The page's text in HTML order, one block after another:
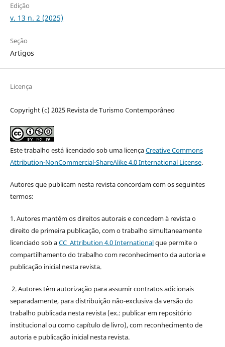
Edição
v. 13 n. 2 (2025)
Seção
Artigos
Licença
Copyright (c) 2025 Revista de Turismo Contemporâneo
Este trabalho está licenciado sob uma licençaCreative Commons
Attribution-NonCommercial-ShareAlike 4.0 International License.
Autores que publicam nesta revista concordam com os seguintes
termos:
1. Autores mantém os direitos autorais e concedem à revista o
direito de primeira publicação, com o trabalho simultaneamente
licenciado sob aCC Attribution 4.0 Internationalque permite o
compartilhamento do trabalho com reconhecimento da autoria e
publicação inicial nesta revista.
2. Autores têm autorização para assumir contratos adicionais
separadamente, para distribuição não-exclusiva da versão do
trabalho publicada nesta revista (ex.: publicar em repositório
institucional ou como capítulo de livro), com reconhecimento de
autoria e publicação inicial nesta revista.